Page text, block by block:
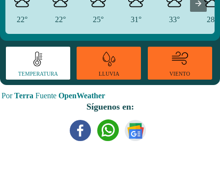
22° 22° 25° 31° 33° 28°
TEMPERATURA LLUVIA VIENTO
PorTerra Fuente OpenWeather
Síguenos en: